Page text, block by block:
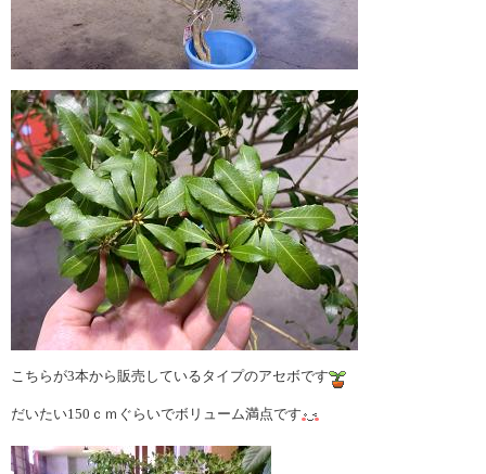
こちらが3本から販売しているタイプのアセボです
だいたい150ｃｍぐらいでボリューム満点です